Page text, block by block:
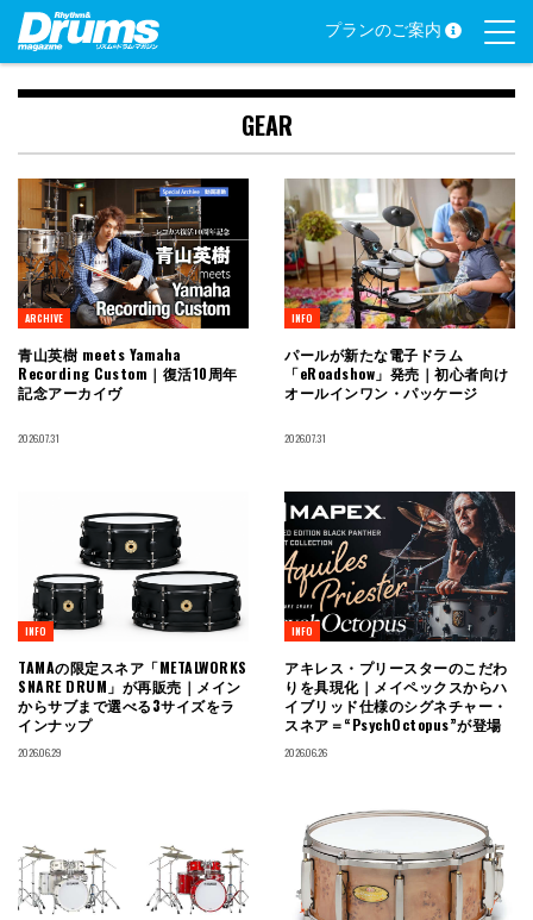
Skip
content
プランのご案内
GEAR
ARCHIVE
青山英樹 meets Yamaha
Recording Custom｜復活10周年
記念アーカイヴ
2026.07.31
INFO
パールが新たな電子ドラム
「eRoadshow」発売｜初心者向け
オールインワン・パッケージ
2026.07.31
INFO
TAMAの限定スネア「METALWORKS
SNARE DRUM」が再販売｜メイン
からサブまで選べる3サイズをラ
インナップ
2026.06.29
INFO
アキレス・プリースターのこだわ
りを具現化｜メイペックスからハ
イブリッド仕様のシグネチャー・
スネア＝“PsychOctopus”が登場
2026.06.26